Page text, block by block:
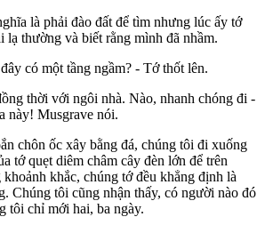
là phải đào đất để tìm nhưng lúc ấy tớ
lạ thường và biết rằng mình đã nhầm.
có một tầng ngầm? - Tớ thốt lên.
thời với ngôi nhà. Nào, nhanh chóng đi -
này! Musgrave nói.
chôn ốc xây bằng đá, chúng tôi đi xuống
tớ quẹt diêm châm cây đèn lớn để trên
khắc, chúng tớ đều khẳng định là
Chúng tôi cũng nhận thấy, có người nào đó
tôi chỉ mới hai, ba ngày.